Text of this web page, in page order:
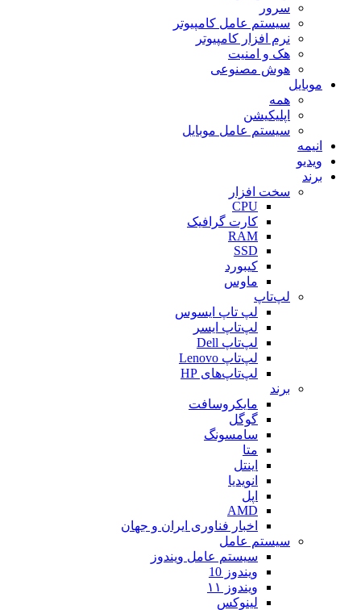
سرور
سیستم عامل کامپیوتر
نرم افزار کامپیوتر
هک و امنیت
هوش مصنوعی
موبایل
همه
اپلیکیشن
سیستم عامل موبایل
انیمه
ویدیو
برند
سخت افزار
CPU
کارت گرافیک
RAM
SSD
کیبورد
ماوس
لپ‌تاپ
لپ تاپ ایسوس
لپ‌تاپ ایسر
لپ‌تاپ Dell
لپ‌تاپ Lenovo
لپ‌تاپ‌های HP
برند
مایکروسافت
گوگل
سامسونگ
متا
اینتل
انویدیا
اپل
AMD
اخبار فناوری ایران و جهان
سیستم عامل
سیستم عامل ویندوز
ویندوز 10
ویندوز ۱۱
لینوکس